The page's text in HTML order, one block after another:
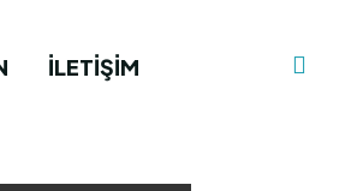
İLETIŞIM